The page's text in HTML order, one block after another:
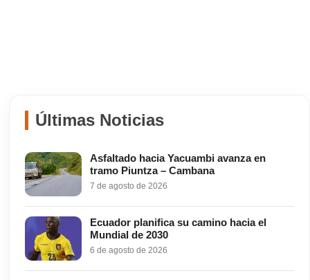
Últimas Noticias
Asfaltado hacia Yacuambi avanza en
tramo Piuntza – Cambana
7 de agosto de 2026
Ecuador planifica su camino hacia el
Mundial de 2030
6 de agosto de 2026